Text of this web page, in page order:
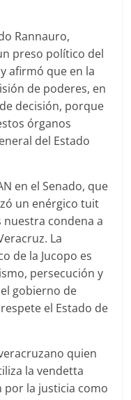
Rannauro,
preso político del
afirmó que en la
de poderes, en
decisión, porque
órganos
del Estado
en el Senado, que
un enérgico tuit
nuestra condena a
La
de la Jucopo es
persecución y
gobierno de
el Estado de
quien
la vendetta
la justicia como